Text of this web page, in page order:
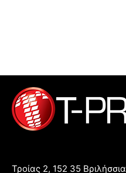
Τροίας 2, 152 35 Βριλήσσια